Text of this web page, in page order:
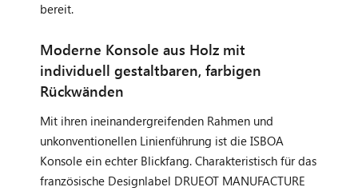
bereit.
Moderne Konsole aus Holz mit
individuell gestaltbaren, farbigen
Rückwänden
Mit ihren ineinandergreifenden Rahmen und
unkonventionellen Linienführung ist die ISBOA
Konsole ein echter Blickfang. Charakteristisch für das
französische Designlabel DRUEOT MANUFACTURE